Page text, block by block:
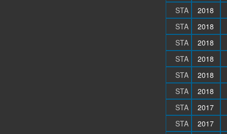
STA
2018
STA
2018
STA
2018
STA
2018
STA
2018
STA
2018
STA
2017
STA
2017